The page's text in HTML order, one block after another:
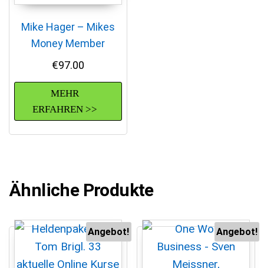
Mike Hager – Mikes
Money Member
€97.00
MEHR
ERFAHREN >>
Ähnliche Produkte
Angebot! Angebot!